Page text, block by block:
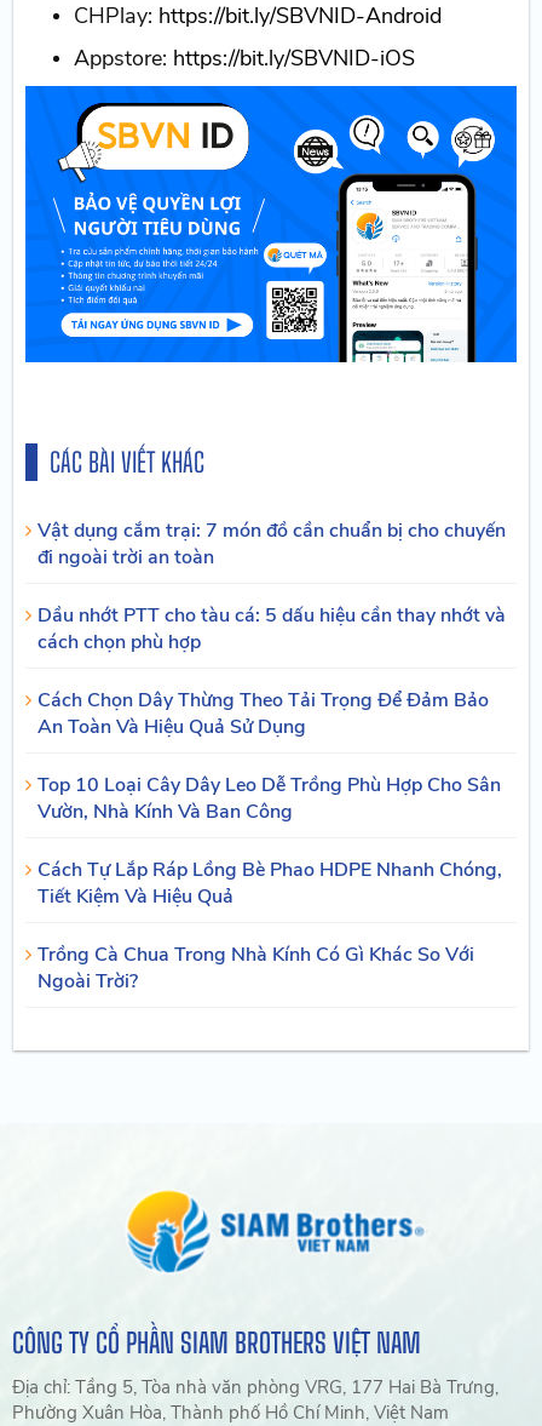
CHPlay: https://bit.ly/SBVNID-Android
Appstore: https://bit.ly/SBVNID-iOS
CÁC BÀI VIẾT KHÁC
Vật dụng cắm trại: 7 món đồ cần chuẩn bị cho chuyến
đi ngoài trời an toàn
Dầu nhớt PTT cho tàu cá: 5 dấu hiệu cần thay nhớt và
cách chọn phù hợp
Cách Chọn Dây Thừng Theo Tải Trọng Để Đảm Bảo
An Toàn Và Hiệu Quả Sử Dụng
Top 10 Loại Cây Dây Leo Dễ Trồng Phù Hợp Cho Sân
Vườn, Nhà Kính Và Ban Công
Cách Tự Lắp Ráp Lồng Bè Phao HDPE Nhanh Chóng,
Tiết Kiệm Và Hiệu Quả
Trồng Cà Chua Trong Nhà Kính Có Gì Khác So Với
Ngoài Trời?
CÔNG TY CỔ PHẦN SIAM BROTHERS VIỆT NAM
Địa chỉ: Tầng 5, Tòa nhà văn phòng VRG, 177 Hai Bà Trưng,
Phường Xuân Hòa, Thành phố Hồ Chí Minh, Việt Nam